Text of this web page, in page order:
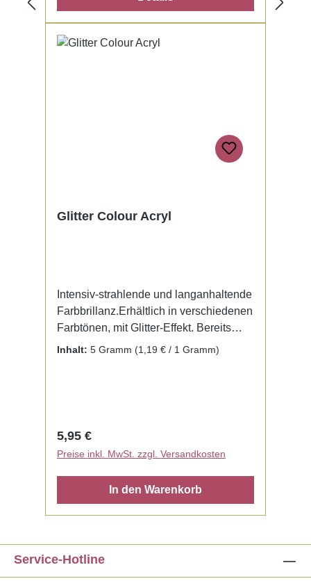
Glitter Colour Acryl
Intensiv-strahlende und langanhaltende
Farbbrillanz.Erhältlich in verschiedenen
Farbtönen, mit Glitter-Effekt. Bereits
fertig zur Benutzung mit Liquid. Kein
Inhalt: 5 Gramm (1,19 € / 1 Gramm)
Regulärer Preis:
5,95 €
Preise inkl. MwSt. zzgl. Versandkosten
In den Warenkorb
Service-Hotline